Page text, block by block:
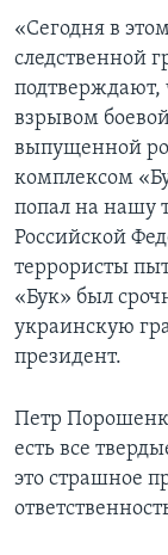
«Сегодня в
следственной
подтверждают,
взрывом
выпущенной
комплексом
попал на нашу
Российской
террористы
«Бук» был
украинскую
президент.
Петр
есть все
это страшное